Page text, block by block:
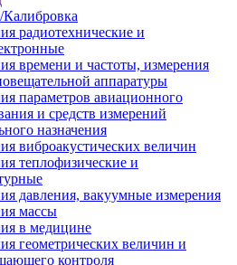
радиотехнические и
времени и частоты, измерения
аппаратуры
параметров авиационного
и средств измерений
назначения
виброакустических величин
теплофизические и
давления, вакуумные измерения
массы
в медицине
геометрических величин и
контроля